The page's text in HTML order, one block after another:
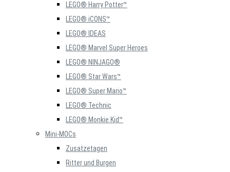
LEGO® Harry Potter™
LEGO® iCONS™
LEGO® IDEAS
LEGO® Marvel Super Heroes
LEGO® NINJAGO®
LEGO® Star Wars™
LEGO® Super Mario™
LEGO® Technic
LEGO® Monkie Kid™
Mini-MOCs
Zusatzetagen
Ritter und Burgen